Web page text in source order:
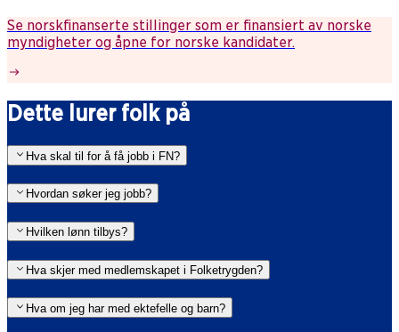
Se norskfinanserte stillinger som er finansiert av norske
myndigheter og åpne for norske kandidater.
Dette lurer folk på
Hva skal til for å få jobb i FN?
Hvordan søker jeg jobb?
Hvilken lønn tilbys?
Hva skjer med medlemskapet i Folketrygden?
Hva om jeg har med ektefelle og barn?